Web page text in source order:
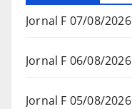
Jornal F 07/08/2026
Jornal F 06/08/2026
Jornal F 05/08/2026